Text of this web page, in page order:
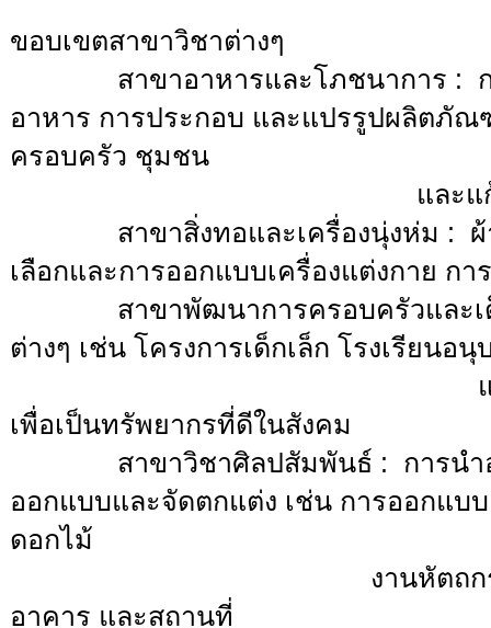
ขอบเขตสาขาวิชาต่างๆ
สาขาอาหารและโภชนาการ : การ
อาหาร การประกอบ และแปรรูปผลิตภั
ครอบครัว ชุมชน
และแก้ไขภาวะ
สาขาสิ่งทอและเครื่องนุ่งห่ม : ผ้าเ
เลือกและการออกแบบเครื่องแต่งกาย ก
สาขาพัฒนาการครอบครัวและเด็ก
ต่างๆ เช่น โครงการเด็กเล็ก โรงเรียนอ
และการพัฒนาคุณภา
เพื่อเป็นทรัพยากรที่ดีในสังคม
สาขาวิชาศิลปสัมพันธ์ : การนำอง
ออกแบบและจัดตกแต่ง เช่น การออกแบ
ดอกไม้
งานหัตถกรรม งานศิลปเ
อาคาร และสถานที่